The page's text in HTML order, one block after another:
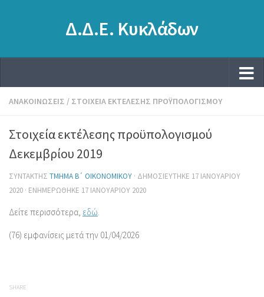
Δ.Δ.Ε. Κυκλάδων
ΑΝΑΚΟΙΝΏΣΕΙΣ / ΣΤΟΙΧΕΊΑ ΕΚΤΈΛΕΣΗΣ ΠΡΟΫΠΟΛΟΓΙΣΜΟΎ
Στοιχεία εκτέλεσης προϋπολογισμού
Δεκεμβρίου 2019
ΣΥΝΤΆΚΤΗΣ ΤΜΉΜΑ Β΄ ΟΙΚΟΝΟΜΙΚΟΎ · ΔΗΜΟΣΙΕΎΤΗΚΕ 17 ΙΑΝΟΥΑΡΊΟΥ
2020 · ΕΝΗΜΕΡΏΘΗΚΕ 17 ΙΑΝΟΥΑΡΊΟΥ 2020
Δείτε περισσότερα, εδώ.
(76) εμφανίσεις μετά την 01/04/2026
SHARE